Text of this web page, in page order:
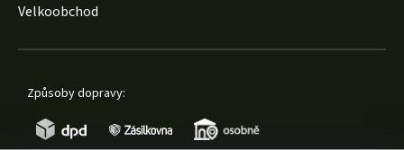
Velkoobchod
Způsoby dopravy: